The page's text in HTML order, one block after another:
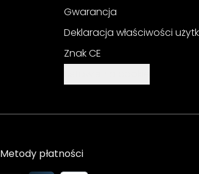
Gwarancja
Deklaracja właściwości
Znak CE
Metody płatności